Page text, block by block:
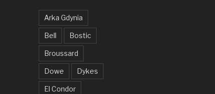
Arka Gdynia
Bell Bostic
Broussard
Dowe Dykes
El Condor